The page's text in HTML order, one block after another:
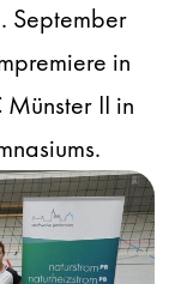
September
in
II in